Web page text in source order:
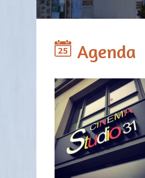
Agenda